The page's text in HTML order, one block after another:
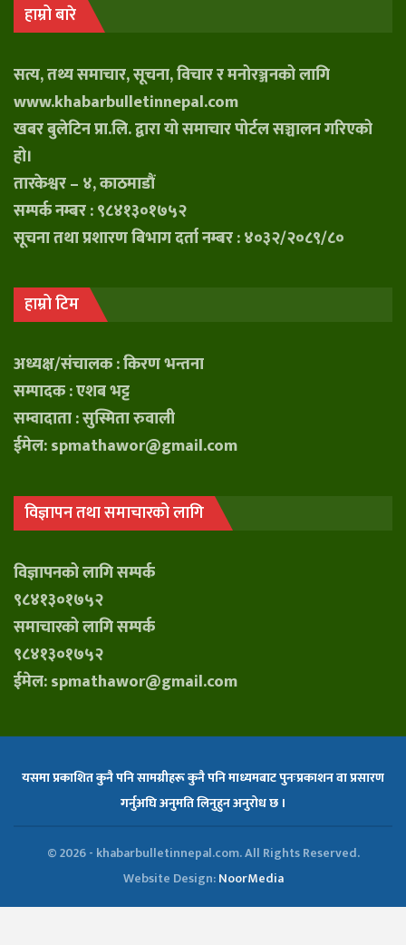
हाम्रो बारे
सत्य, तथ्य समाचार, सूचना, विचार र मनोरञ्जनको लागि
www.khabarbulletinnepal.com
खबर बुलेटिन प्रा.लि. द्वारा यो समाचार पोर्टल सञ्चालन गरिएको
हो।
तारकेश्वर – ४, काठमाडौं
सम्पर्क नम्बर : ९८४१३०१७५२
सूचना तथा प्रशारण बिभाग दर्ता नम्बर : ४०३२/२०८९/८०
हाम्रो टिम
अध्यक्ष/संचालक : किरण भन्तना
सम्पादक : एशब भट्ट
सम्वादाता : सुस्मिता रुवाली
ईमेल: spmathawor@gmail.com
विज्ञापन तथा समाचारको लागि
विज्ञापनको लागि सम्पर्क
९८४१३०१७५२
समाचारको लागि सम्पर्क
९८४१३०१७५२
ईमेल: spmathawor@gmail.com
यसमा प्रकाशित कुनै पनि सामग्रीहरू कुनै पनि माध्यमबाट पुनःप्रकाशन वा प्रसारण
गर्नुअघि अनुमति लिनुहुन अनुरोध छ ।
© 2026 - khabarbulletinnepal.com. All Rights Reserved.
Website Design:NoorMedia